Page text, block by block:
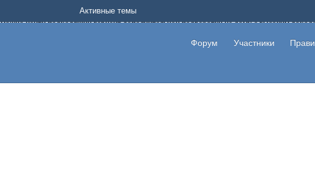
найти подходящий вариант дополнительной подработки на дому с высоким
платит, то указывайте в теме что это лохотрон, чтобы другие пользователи не
размещайте объявления со своими пригласительными ссылками и первая прибыль не
Форум Участники
Активные темы